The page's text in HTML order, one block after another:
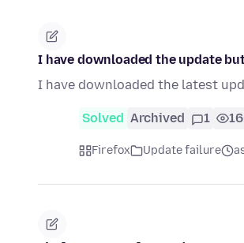
I have downloaded the update
I have downloaded the latest
Solved Archived 1
Firefox Update failure